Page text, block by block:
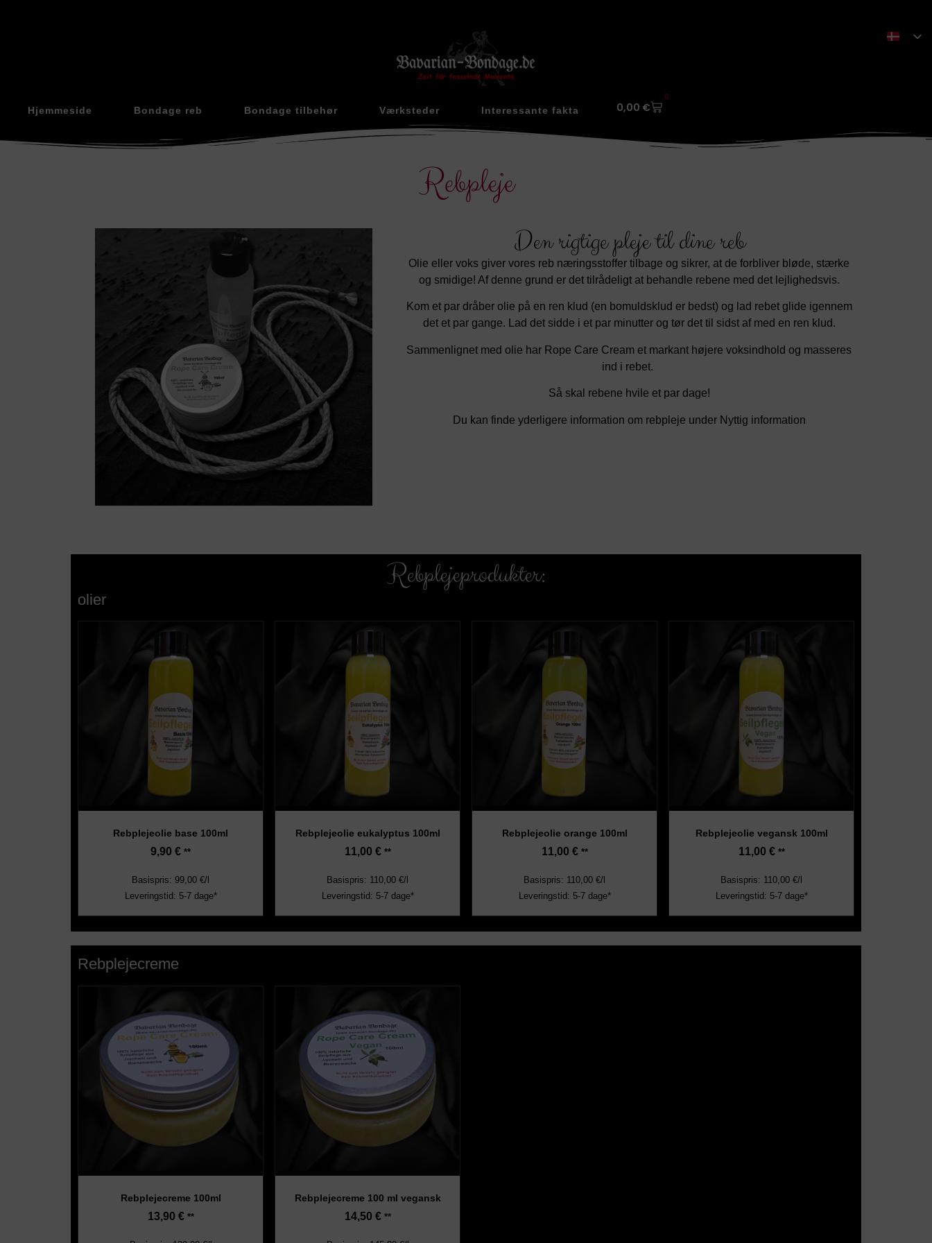
Hjemmeside Bondage reb Bondage tilbehør Værksteder Interessante fakta 0,00 €
0
Rebpleje
Den rigtige pleje til dine reb
Olie eller voks giver vores reb næringsstoffer tilbage og sikrer, at de forbliver bløde, stærke
og smidige! Af denne grund er det tilrådeligt at behandle rebene med det lejlighedsvis.
Kom et par dråber olie på en ren klud (en bomuldsklud er bedst) og lad rebet glide igennem
det et par gange. Lad det sidde i et par minutter og tør det til sidst af med en ren klud.
Sammenlignet med olie har Rope Care Cream et markant højere voksindhold og masseres
ind i rebet.
Så skal rebene hvile et par dage!
Du kan finde yderligere information om rebpleje under Nyttig information
Rebplejeprodukter:
olier
Rebplejeolie base 100ml
9,90 € **
Basispris: 99,00 €/l
Leveringstid: 5-7 dage*
Rebplejeolie eukalyptus 100ml
11,00 € **
Basispris: 110,00 €/l
Leveringstid: 5-7 dage*
Rebplejeolie orange 100ml
11,00 € **
Basispris: 110,00 €/l
Leveringstid: 5-7 dage*
Rebplejeolie vegansk 100ml
11,00 € **
Basispris: 110,00 €/l
Leveringstid: 5-7 dage*
Rebplejecreme
Rebplejecreme 100ml
13,90 € **
Rebplejecreme 100 ml vegansk
14,50 € **